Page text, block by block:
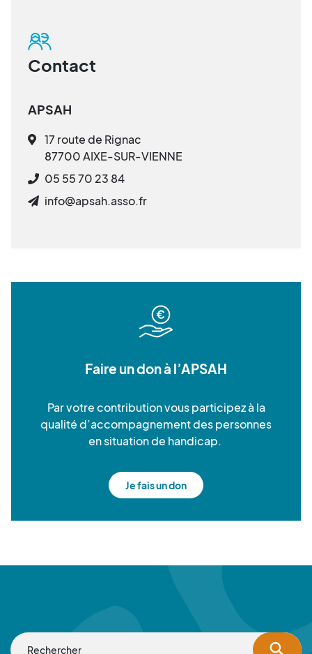
Contact
APSAH
17 route de Rignac
87700 AIXE-SUR-VIENNE
05 55 70 23 84
info@apsah.asso.fr
Faire un don à l’APSAH
Par votre contribution vous participez à la
qualité d’accompagnement des personnes
en situation de handicap.
Je fais un don
search